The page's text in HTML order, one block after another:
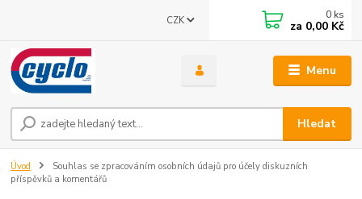
Menu
CZK
Hledat
0 ks
za 0,00 Kč
Úvod
Souhlas se zpracováním osobních údajů pro účely diskuzních
příspěvků a komentářů